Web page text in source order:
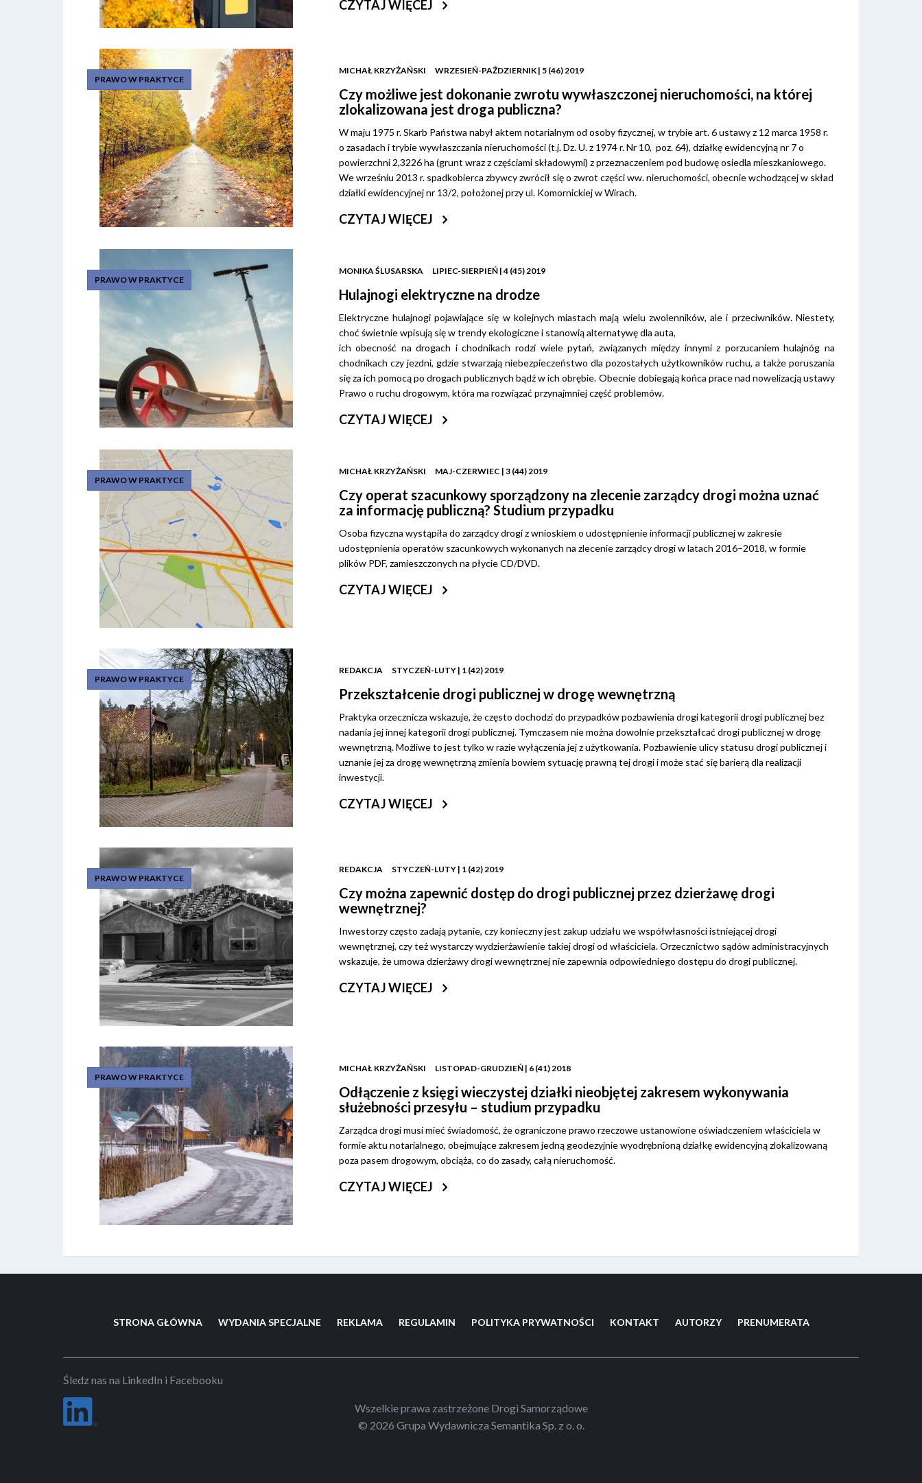
CZYTAJ WIĘCEJ
PRAWO W PRAKTYCE
MICHAŁ KRZYŻAŃSKI WRZESIEŃ-PAŹDZIERNIK | 5 (46) 2019
Czy możliwe jest dokonanie zwrotu wywłaszczonej nieruchomości, na której
zlokalizowana jest droga publiczna?
W maju 1975 r. Skarb Państwa nabył aktem notarialnym od osoby fizycznej, w trybie art. 6 ustawy z 12 marca 1958 r.
o zasadach i trybie wywłaszczania nieruchomości (t.j. Dz. U. z 1974 r. Nr 10, poz. 64), działkę ewidencyjną nr 7 o
powierzchni 2,3226 ha (grunt wraz z częściami składowymi) z przeznaczeniem pod budowę osiedla mieszkaniowego.
We wrześniu 2013 r. spadkobierca zbywcy zwrócił się o zwrot części ww. nieruchomości, obecnie wchodzącej w skład
działki ewidencyjnej nr 13/2, położonej przy ul. Komornickiej w Wirach.
CZYTAJ WIĘCEJ
PRAWO W PRAKTYCE
MONIKA ŚLUSARSKA LIPIEC-SIERPIEŃ | 4 (45) 2019
Hulajnogi elektryczne na drodze
Elektryczne hulajnogi pojawiające się w kolejnych miastach mają wielu zwolenników, ale i przeciwników. Niestety,
choć świetnie wpisują się w trendy ekologiczne i stanowią alternatywę dla auta,
ich obecność na drogach i chodnikach rodzi wiele pytań, związanych między innymi z porzucaniem hulajnóg na
chodnikach czy jezdni, gdzie stwarzają niebezpieczeństwo dla pozostałych użytkowników ruchu, a także poruszania
się za ich pomocą po drogach publicznych bądź w ich obrębie. Obecnie dobiegają końca prace nad nowelizacją ustawy
Prawo o ruchu drogowym, która ma rozwiązać przynajmniej część problemów.
CZYTAJ WIĘCEJ
PRAWO W PRAKTYCE
MICHAŁ KRZYŻAŃSKI MAJ-CZERWIEC | 3 (44) 2019
Czy operat szacunkowy sporządzony na zlecenie zarządcy drogi można uznać
za informację publiczną? Studium przypadku
Osoba fizyczna wystąpiła do zarządcy drogi z wnioskiem o udostępnienie informacji publicznej w zakresie
udostępnienia operatów szacunkowych wykonanych na zlecenie zarządcy drogi w latach 2016–2018, w formie
plików PDF, zamieszczonych na płycie CD/DVD.
CZYTAJ WIĘCEJ
PRAWO W PRAKTYCE
REDAKCJA STYCZEŃ-LUTY | 1 (42) 2019
Przekształcenie drogi publicznej w drogę wewnętrzną
Praktyka orzecznicza wskazuje, że często dochodzi do przypadków pozbawienia drogi kategorii drogi publicznej bez
nadania jej innej kategorii drogi publicznej. Tymczasem nie można dowolnie przekształcać drogi publicznej w drogę
wewnętrzną. Możliwe to jest tylko w razie wyłączenia jej z użytkowania. Pozbawienie ulicy statusu drogi publicznej i
uznanie jej za drogę wewnętrzną zmienia bowiem sytuację prawną tej drogi i może stać się barierą dla realizacji
inwestycji.
CZYTAJ WIĘCEJ
PRAWO W PRAKTYCE
REDAKCJA STYCZEŃ-LUTY | 1 (42) 2019
Czy można zapewnić dostęp do drogi publicznej przez dzierżawę drogi
wewnętrznej?
Inwestorzy często zadają pytanie, czy konieczny jest zakup udziału we współwłasności istniejącej drogi
wewnętrznej, czy też wystarczy wydzierżawienie takiej drogi od właściciela. Orzecznictwo sądów administracyjnych
wskazuje, że umowa dzierżawy drogi wewnętrznej nie zapewnia odpowiedniego dostępu do drogi publicznej.
CZYTAJ WIĘCEJ
PRAWO W PRAKTYCE
MICHAŁ KRZYŻAŃSKI LISTOPAD-GRUDZIEŃ | 6 (41) 2018
Odłączenie z księgi wieczystej działki nieobjętej zakresem wykonywania
służebności przesyłu – studium przypadku
Zarządca drogi musi mieć świadomość, że ograniczone prawo rzeczowe ustanowione oświadczeniem właściciela w
formie aktu notarialnego, obejmujące zakresem jedną geodezyjnie wyodrębnioną działkę ewidencyjną zlokalizowaną
poza pasem drogowym, obciąża, co do zasady, całą nieruchomość.
CZYTAJ WIĘCEJ
STRONA GŁÓWNA WYDANIA SPECJALNE REKLAMA REGULAMIN POLITYKA PRYWATNOŚCI KONTAKT AUTORZY PRENUMERATA
Śledz nas na LinkedIn i Facebooku
Wszelkie prawa zastrzeżone Drogi Samorządowe
© 2026 Grupa Wydawnicza Semantika Sp. z o. o.